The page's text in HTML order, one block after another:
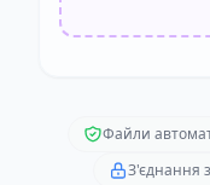
Файли
З'єднання